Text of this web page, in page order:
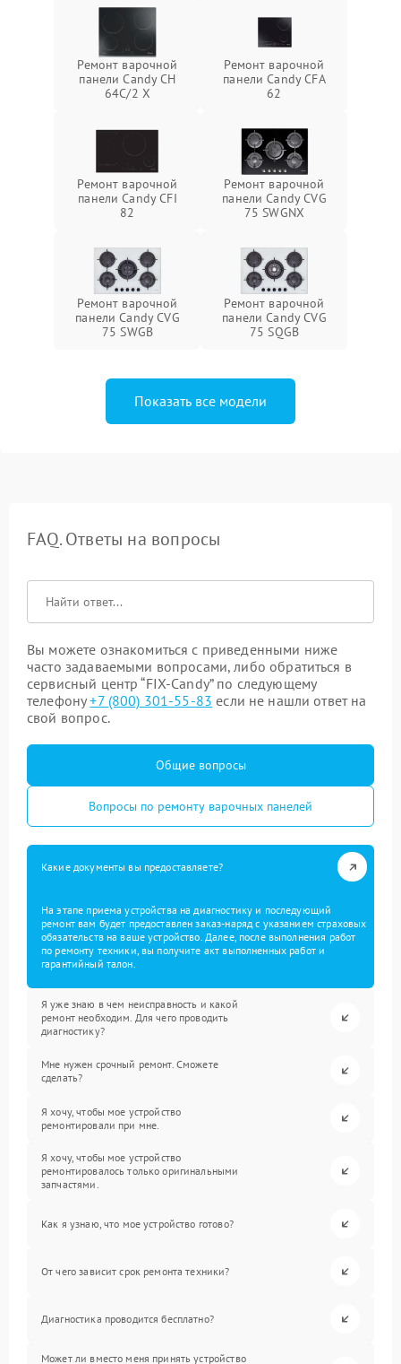
Ремонт варочной
панели Candy CH
64C/2 X
Ремонт варочной
панели Candy CFA
62
Ремонт варочной
панели Candy CFI
82
Ремонт варочной
панели Candy CVG
75 SWGNX
Ремонт варочной
панели Candy CVG
75 SWGB
Ремонт варочной
панели Candy CVG
75 SQGB
Показать все модели
FAQ. Ответы на вопросы
Вы можете ознакомиться с приведенными ниже
часто задаваемыми вопросами, либо обратиться в
сервисный центр “FIX-Candy” по следующему
телефону+7 (800) 301-55-83 если не нашли ответ на
свой вопрос.
Общие вопросы
Вопросы по ремонту варочных панелей
Какие документы вы предоставляете?
На этапе приема устройства на диагностику и последующий
ремонт вам будет предоставлен заказ-наряд с указанием страховых
обязательств на ваше устройство. Далее, после выполнения работ
по ремонту техники, вы получите акт выполненных работ и
гарантийный талон.
Я уже знаю в чем неисправность и какой
ремонт необходим. Для чего проводить
диагностику?
Мне нужен срочный ремонт. Сможете
сделать?
Я хочу, чтобы мое устройство
ремонтировали при мне.
Я хочу, чтобы мое устройство
ремонтировалось только оригинальными
запчастями.
Как я узнаю, что мое устройство готово?
От чего зависит срок ремонта техники?
Диагностика проводится бесплатно?
Может ли вместо меня принять устройство